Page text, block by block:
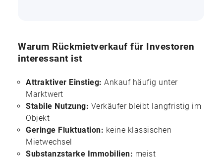
Warum Rückmietverkauf für Investoren
interessant ist
Attraktiver Einstieg: Ankauf häufig unter
Marktwert
Stabile Nutzung: Verkäufer bleibt langfristig im
Objekt
Geringe Fluktuation: keine klassischen
Mietwechsel
Substanzstarke Immobilien: meist